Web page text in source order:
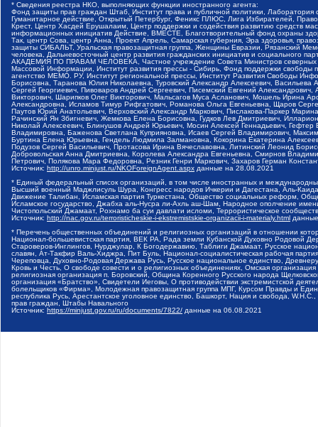
* Сведения реестра НКО, выполняющих функции иностранного агента:
Фонд защиты прав граждан Штаб, Институт права и публичной политики,
Гуманитарное действие, Открытый Петербург, Феникс ПЛЮС, Лига Избирателей,
Крест, Центр Хасдей Ерушалаим, Центр поддержки и содействия развитию средств
информационных инициатив Действие, ВМЕСТЕ, Благотворительный фонд охраны
Так, центр Сова, центр Анна, Проект Апрель, Самарская губерния, Эра здоровья,
защиты СИБАЛЬТ, Уральская правозащитная группа, Женщины Евразии, Рязанский
человека, Дальневосточный центр развития гражданских инициатив и социального
АКАДЕМИЯ ПО ПРАВАМ ЧЕЛОВЕКА, Частное учреждение Совета Министров северных
Массовой Информации, Институт развития прессы - Сибирь, Фонд поддержки
агентство МЕМО. РУ, Институт региональной прессы, Институт Развития Свободы
Борисовна, Таранова Юлия Николаевна, Туровский Александр Алексеевич,
Сергей Георгиевич, Пивоваров Андрей Сергеевич, Писемский Евгений
Викторович, Шарипков Олег Викторович, Мальсагов Муса Асланович, Мошель Ирина
Александровна, Исламов Тимур Рифгатович, Романова Ольга Евгеньевна, Щаров
Паутов Юрий Анатольевич, Верховский Александр Маркович, Пислакова-Паркер
Рачинский Ян Збигневич, Жемкова Елена Борисовна, Гудков Лев Дмитриевич,
Николай Алексеевич, Блинушов Андрей Юрьевич, Мосин Алексей Геннадьевич,
Владимировна, Баженова Светлана Куприяновна, Исаев Сергей Владимирович,
Буртина Елена Юрьевна, Гендель Людмила Залмановна, Кокорина Екатерина
Подузов Сергей Васильевич, Протасова Ирина Вячеславовна, Литинский Леонид
Добровольская Анна Дмитриевна, Королева Александра Евгеньевна, Смирнов
Петрович, Полякова Мара Федоровна, Резник Генри Маркович, Захаров Герман
Источник: http://unro.minjust.ru/NKOForeignAgent.aspx данные на 28.08.2021
* Единый федеральный список организаций, в том числе иностранных и
Высший военный Маджлисуль Шура, Конгресс народов Ичкерии и Дагестана, Аль-
Движение Талибан, Исламская партия Туркестана, Общество социальных реформ,
Исламское государство, Джабха аль-Нусра ли-Ахль аш-Шам, Народное ополчение
Чистопольский Джамаат, Рохнамо ба суи давлати исломи, Террористическое
Источник: http://nac.gov.ru/terroristicheskie-i-ekstremistskie-organizacii-i-materialy.html
* Перечень общественных объединений и религиозных организаций в отношении
Национал-большевистская партия, ВЕК РА, Рада земли Кубанской Духовно Родовой
Староверов-Инглингов, Нурджулар, К Богодержавию, Таблиги Джамаат, Русское
славян, Ат-Такфир Валь-Хиджра, Пит Буль, Национал-социалистическая рабочая
Череповца, Духовно-Родовая Держава Русь, Русское национальное единство,
Кровь и Честь, О свободе совести и о религиозных объединениях, Омская
религиозная организация п. Боровский, Община Коренного Русского народа
организация «Братство», Свидетели Иеговы, О противодействии экстремистской
болельщиков «Фирма», Молодежная правозащитная группа МПГ, Курсом Правды и
республика Русь, Арестантское уголовное единство, Башкорт, Нация и свобода,
прав граждан, Штабы Навального
Источник: https://minjust.gov.ru/ru/documents/7822/ данные на 06.08.2021